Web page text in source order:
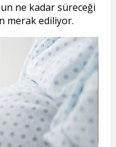
ne kadar süreceği
merak ediliyor.